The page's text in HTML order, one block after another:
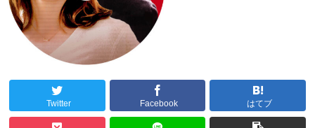
Twitter Facebook はてブ